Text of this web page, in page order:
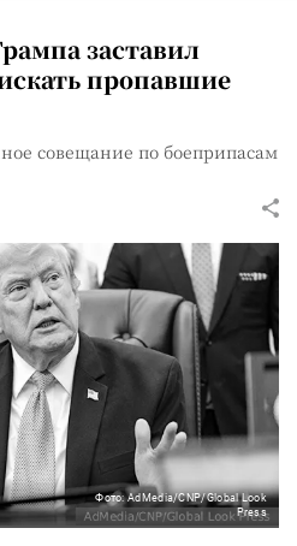
заставил
пропавшие
совещание по боеприпасам
Фото: AdMedia/CNP/Global Look
Press